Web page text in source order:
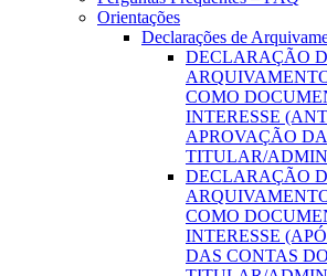
Orientações
Declarações de
DECLARAÇÃO
COMO
INTERESSE
APROVAÇÃO
TITULAR/
DECLARAÇÃO
COMO
INTERESSE
DAS CONTAS DO